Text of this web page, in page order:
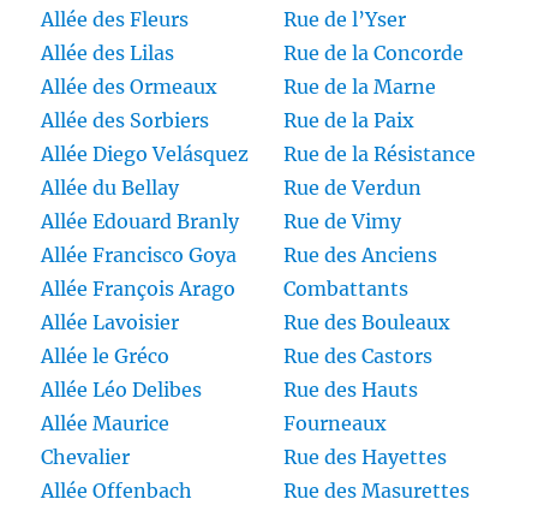
Allée des Fleurs
Allée des Lilas
Allée des Ormeaux
Allée des Sorbiers
Allée Diego Velásquez
Allée du Bellay
Allée Edouard Branly
Allée Francisco Goya
Allée François Arago
Allée Lavoisier
Allée le Gréco
Allée Léo Delibes
Allée Maurice
Chevalier
Allée Offenbach
Rue de l’Yser
Rue de la Concorde
Rue de la Marne
Rue de la Paix
Rue de la Résistance
Rue de Verdun
Rue de Vimy
Rue des Anciens
Combattants
Rue des Bouleaux
Rue des Castors
Rue des Hauts
Fourneaux
Rue des Hayettes
Rue des Masurettes